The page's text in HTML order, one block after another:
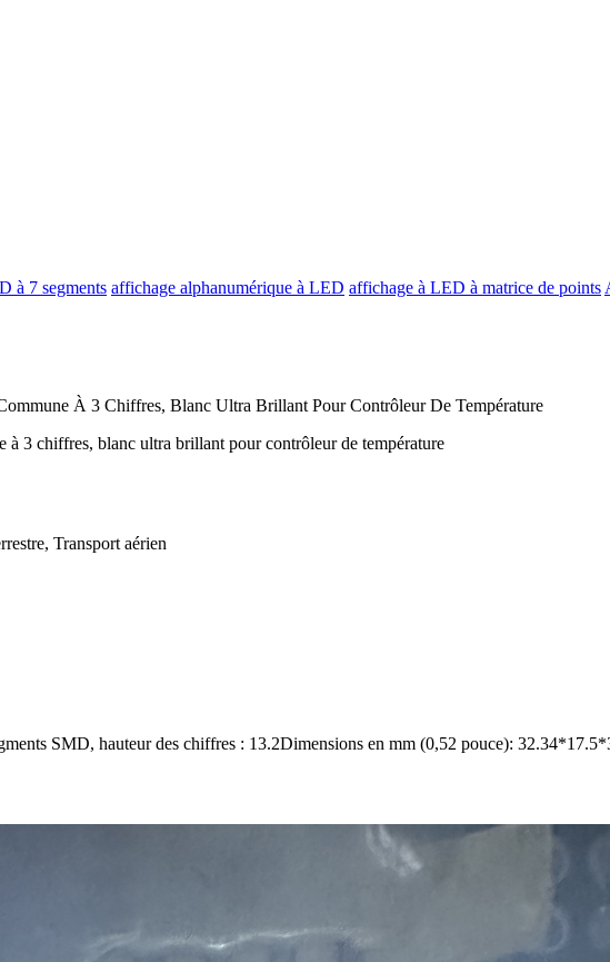
à 7 segments affichage alphanumérique à LED affichage à LED à matrice de points
À 3 Chiffres, Blanc Ultra Brillant Pour Contrôleur De Température
3 chiffres, blanc ultra brillant pour contrôleur de température
Transport aérien
SMD, hauteur des chiffres : 13.2Dimensions en mm (0,52 pouce):